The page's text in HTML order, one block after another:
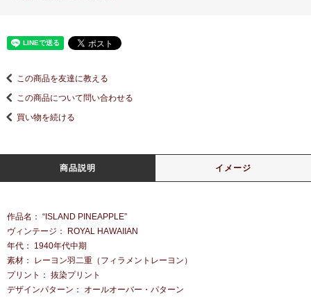
この商品を友達に教える
この商品について問い合わせる
買い物を続ける
商品説明 イメージ
作品名： “ISLAND PINEAPPLE”
ヴィンテージ： ROYAL HAWAIIAN
年代： 1940年代中期
素材： レーヨン羽二重（フィラメントレーヨン）
プリント： 抜染プリント
デザインパターン： オールオーバー・パターン